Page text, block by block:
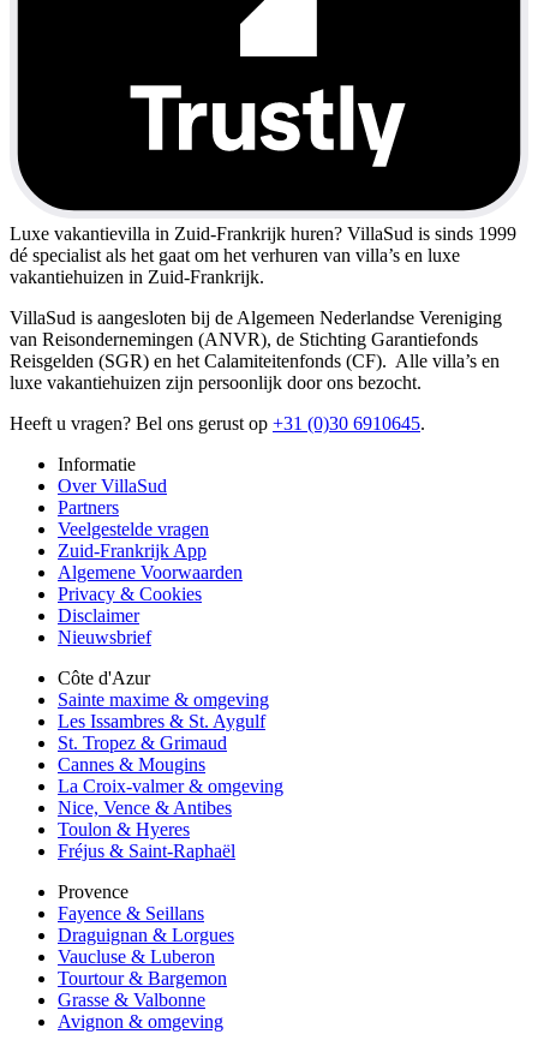
Luxe vakantievilla in Zuid-Frankrijk huren? VillaSud is sinds 1999
dé specialist als het gaat om het verhuren van villa’s en luxe
vakantiehuizen in Zuid-Frankrijk.
VillaSud is aangesloten bij de Algemeen Nederlandse Vereniging
van Reisondernemingen (ANVR), de Stichting Garantiefonds
Reisgelden (SGR) en het Calamiteitenfonds (CF). Alle villa’s en
luxe vakantiehuizen zijn persoonlijk door ons bezocht.
Heeft u vragen? Bel ons gerust op +31 (0)30 6910645.
Informatie
Over VillaSud
Partners
Veelgestelde vragen
Zuid-Frankrijk App
Algemene Voorwaarden
Privacy & Cookies
Disclaimer
Nieuwsbrief
Côte d'Azur
Sainte maxime & omgeving
Les Issambres & St. Aygulf
St. Tropez & Grimaud
Cannes & Mougins
La Croix-valmer & omgeving
Nice, Vence & Antibes
Toulon & Hyeres
Fréjus & Saint-Raphaël
Provence
Fayence & Seillans
Draguignan & Lorgues
Vaucluse & Luberon
Tourtour & Bargemon
Grasse & Valbonne
Avignon & omgeving